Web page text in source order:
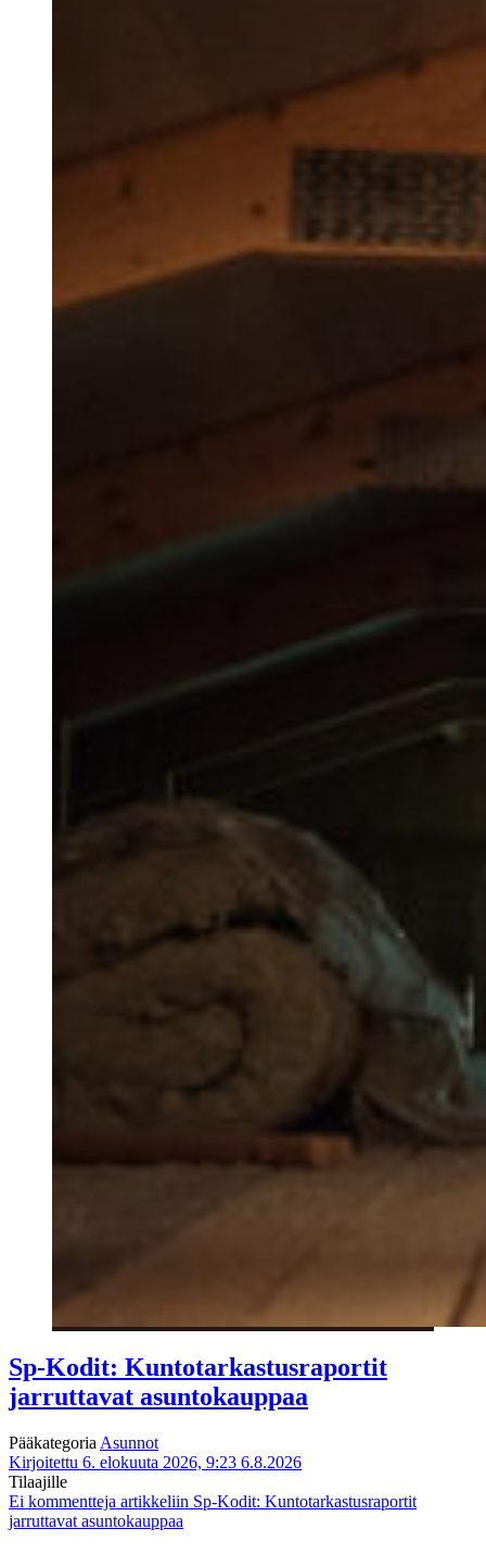
Sp-Kodit: Kuntotarkastusraportit
jarruttavat asuntokauppaa
Pääkategoria Asunnot
Kirjoitettu 6. elokuuta 2026, 9:23 6.8.2026
Tilaajille
Ei kommentteja artikkeliin Sp-Kodit: Kuntotarkastusraportit
jarruttavat asuntokauppaa